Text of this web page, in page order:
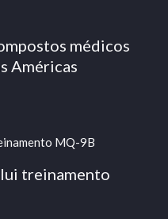
médicos
Américas
treinamento